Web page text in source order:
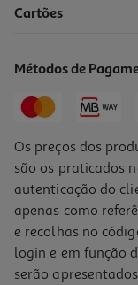
Cartões
Métodos de
Os preços dos
são os praticados
autenticação do
apenas como
e recolhas no
login e em função
serão